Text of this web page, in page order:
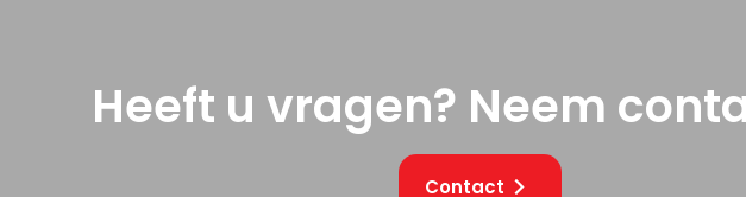
Heeft u vragen? Neem
Contact